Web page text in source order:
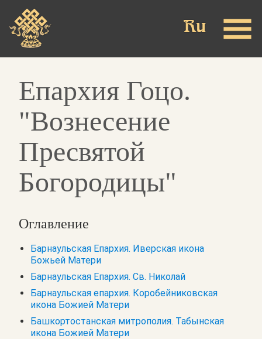
main
content
Епархия Гоцо.
"Вознесение
Пресвятой
Богородицы"
Оглавление
Барнаульская Епархия. Иверская икона
Божьей Матери
Барнаульская Епархия. Св. Николай
Барнаульская епархия. Коробейниковская
икона Божией Матери
Башкортостанская митрополия. Табынская
икона Божией Матери